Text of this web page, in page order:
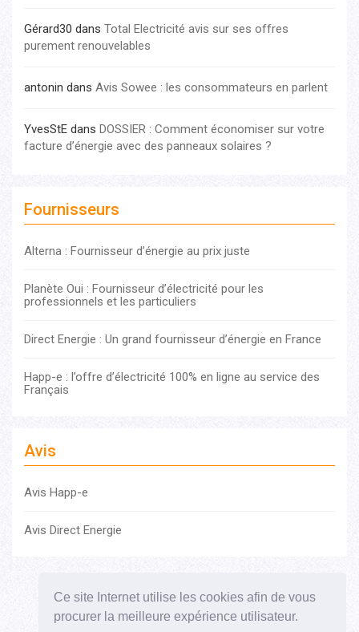
Ce site Internet utilise les cookies afin de vous
procurer la meilleure expérience utilisateur.
Gérard30 dans Total Electricité avis sur ses offres
purement renouvelables
antonin dans Avis Sowee : les consommateurs en parlent
YvesStE dans DOSSIER : Comment économiser sur votre
facture d’énergie avec des panneaux solaires ?
Fournisseurs
Alterna : Fournisseur d’énergie au prix juste
Planète Oui : Fournisseur d’électricité pour les
professionnels et les particuliers
Direct Energie : Un grand fournisseur d’énergie en France
Happ-e : l’offre d’électricité 100% en ligne au service des
Français
Avis
Avis Happ-e
Avis Direct Energie
Comparatif Gaz + Electricité